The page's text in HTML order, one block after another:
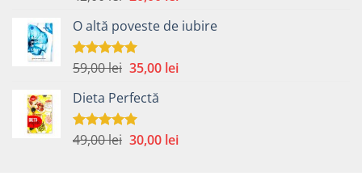
a
fost:
42,00 lei.
este:
O altă poveste de iubire
Evaluat la
59,00lei Prețul
a
fost:
59,00 lei.
35,00 leiPrețul
Dieta Perfectă
Evaluat la
49,00lei Prețul
30,00 leiPrețul